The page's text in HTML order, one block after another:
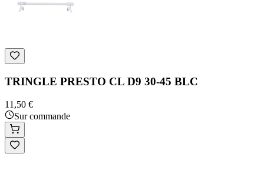
TRINGLE PRESTO CL D9 30-45 BLC
11,50 €
Sur commande